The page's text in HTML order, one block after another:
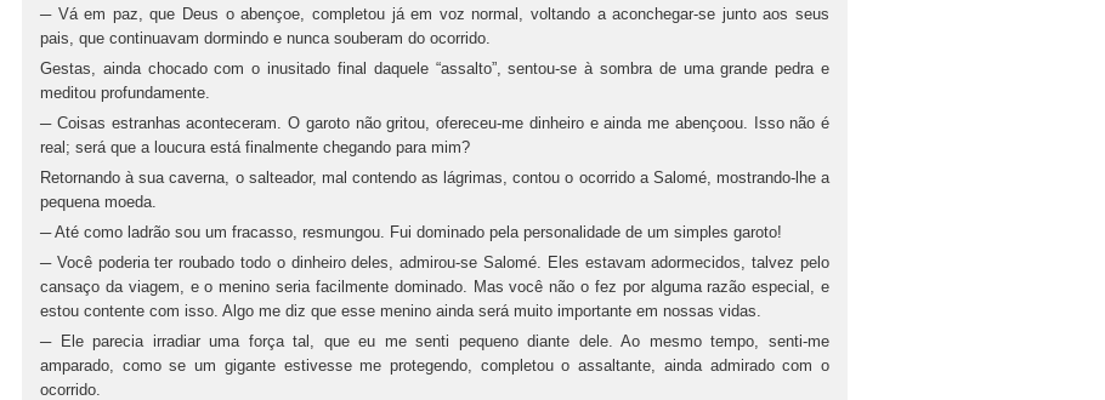
─ Vá em paz, que Deus o abençoe, completou já em voz normal, voltando a aconchegar-se junto aos seus
pais, que continuavam dormindo e nunca souberam do ocorrido.
Gestas, ainda chocado com o inusitado final daquele “assalto”, sentou-se à sombra de uma grande pedra e
meditou profundamente.
─ Coisas estranhas aconteceram. O garoto não gritou, ofereceu-me dinheiro e ainda me abençoou. Isso não é
real; será que a loucura está finalmente chegando para mim?
Retornando à sua caverna, o salteador, mal contendo as lágrimas, contou o ocorrido a Salomé, mostrando-lhe a
pequena moeda.
─ Até como ladrão sou um fracasso, resmungou. Fui dominado pela personalidade de um simples garoto!
─ Você poderia ter roubado todo o dinheiro deles, admirou-se Salomé. Eles estavam adormecidos, talvez pelo
cansaço da viagem, e o menino seria facilmente dominado. Mas você não o fez por alguma razão especial, e
estou contente com isso. Algo me diz que esse menino ainda será muito importante em nossas vidas.
─ Ele parecia irradiar uma força tal, que eu me senti pequeno diante dele. Ao mesmo tempo, senti-me
amparado, como se um gigante estivesse me protegendo, completou o assaltante, ainda admirado com o
ocorrido.